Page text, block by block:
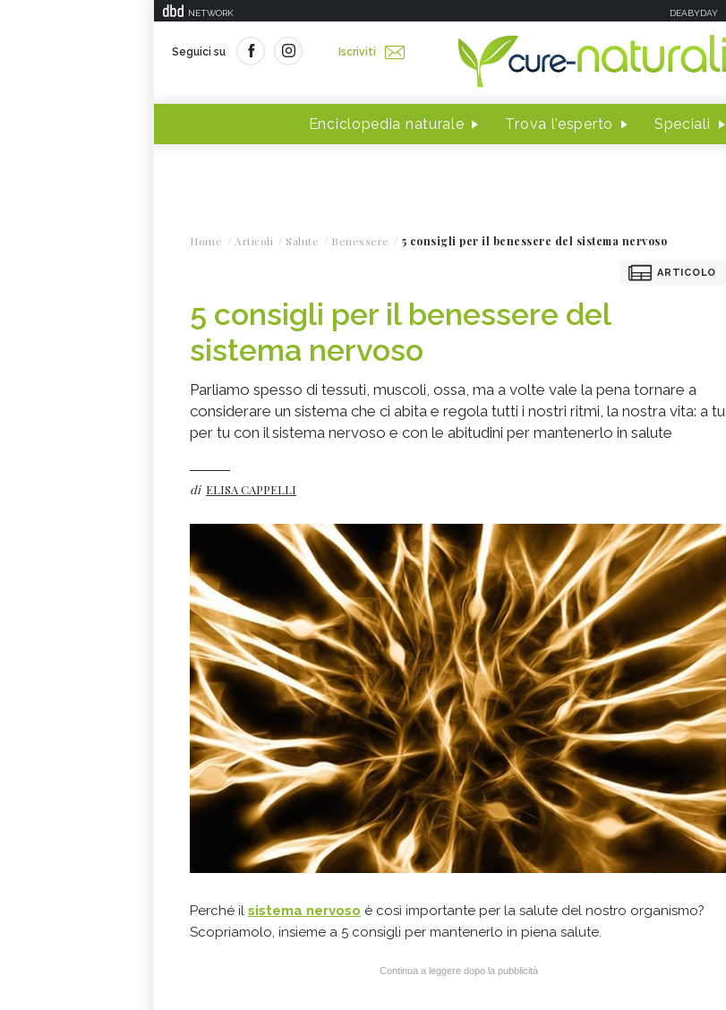
NETWORK DEABYDAY
Seguici su Iscriviti
Enciclopedia naturale Trova l'esperto Speciali
Home Articoli Salute Benessere 5 consigli per il benessere del sistema nervoso
ARTICOLO
5 consigli per il benessere del
sistema nervoso
Parliamo spesso di tessuti, muscoli, ossa, ma a volte vale la pena tornare a
considerare un sistema che ci abita e regola tutti i nostri ritmi, la nostra vita: a tu
per tu con il sistema nervoso e con le abitudini per mantenerlo in salute
di ELISA CAPPELLI
Perché il sistema nervoso è così importante per la salute del nostro organismo?
Scopriamolo, insieme a 5 consigli per mantenerlo in piena salute.
Continua a leggere dopo la pubblicità